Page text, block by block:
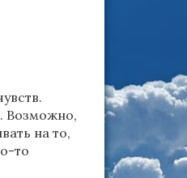
Возможно,
на то,
то